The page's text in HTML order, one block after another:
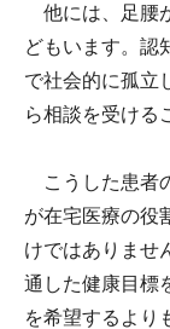
他には、足腰
どもいます。認
で社会的に孤立
ら相談を受ける
こうした患者
が在宅医療の役
けではありませ
通した健康目標
を希望するより